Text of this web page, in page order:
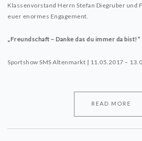
Klassenvorstand Herrn Stefan Diegruber und
euer enormes Engagement.
„Freundschaft – Danke das du immer da bist!“
Sportshow SMS Altenmarkt | 11.05.2017 –
READ MORE